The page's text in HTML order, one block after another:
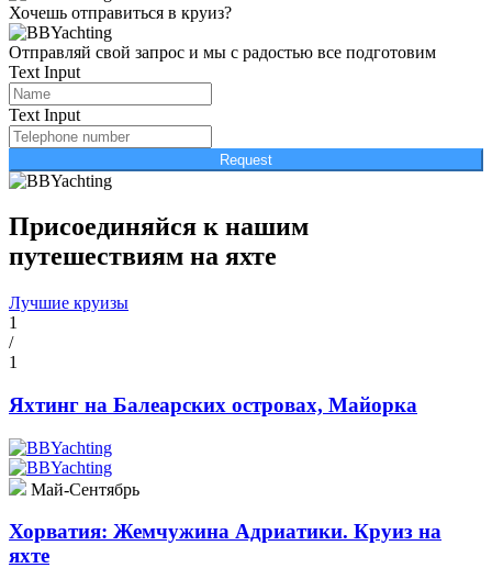
Хочешь отправиться в круиз?
Отправляй свой запрос и мы с радостью все подготовим
Text Input
Text Input
Request
Присоединяйся к нашим
путешествиям на яхте
Лучшие круизы
1
/
1
Яхтинг на Балеарских островах, Майорка
Май-Сентябрь
Хорватия: Жемчужина Адриатики. Круиз на
яхте